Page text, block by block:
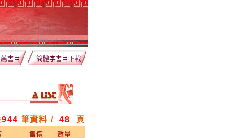
書目 簡體字書目下載
944 筆資料 / 48 頁
售價 數量